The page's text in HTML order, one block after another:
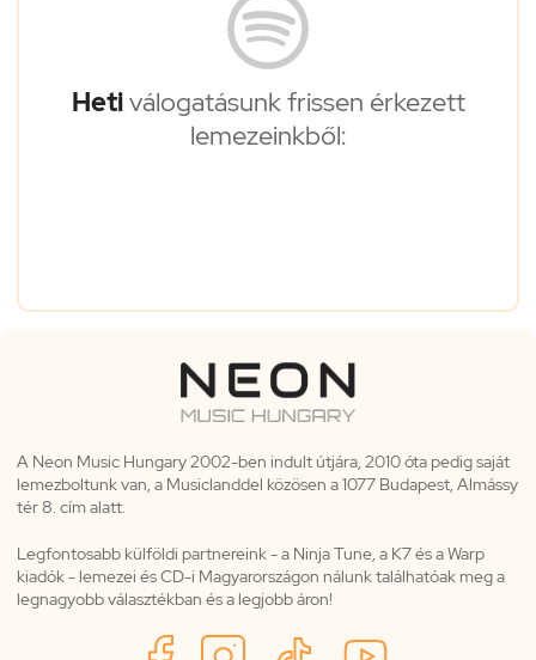
Hetiválogatásunk frissen érkezett
lemezeinkből:
A Neon Music Hungary 2002-ben indult útjára, 2010 óta pedig saját
lemezboltunk van, a Musiclanddel közösen a 1077 Budapest, Almássy
tér 8. cím alatt.
Legfontosabb külföldi partnereink - a Ninja Tune, a K7 és a Warp
kiadók - lemezei és CD-i Magyarországon nálunk találhatóak meg a
legnagyobb választékban és a legjobb áron!